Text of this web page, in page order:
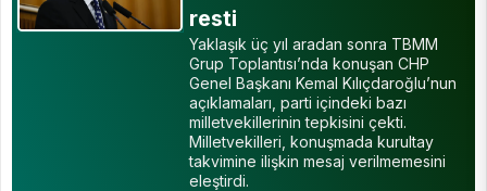
resti
Yaklaşık üç yıl aradan sonra TBMM
Grup Toplantısı’nda konuşan CHP
Genel Başkanı Kemal Kılıçdaroğlu’nun
açıklamaları, parti içindeki bazı
milletvekillerinin tepkisini çekti.
Milletvekilleri, konuşmada kurultay
takvimine ilişkin mesaj verilmemesini
eleştirdi.